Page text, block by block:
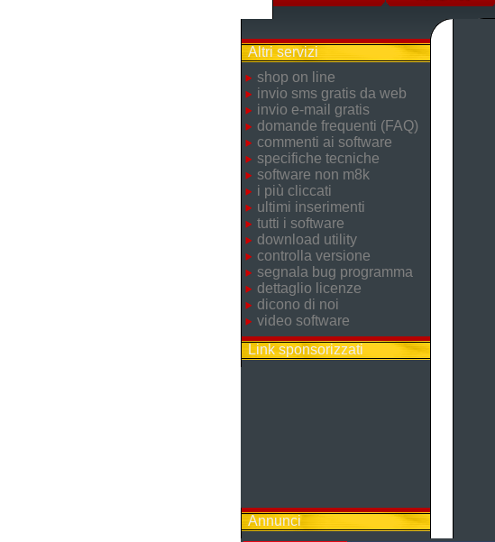
Altri servizi
shop on line
invio sms gratis da web
invio e-mail gratis
domande frequenti (FAQ)
commenti ai software
specifiche tecniche
software non m8k
i più cliccati
ultimi inserimenti
tutti i software
download utility
controlla versione
segnala bug programma
dettaglio licenze
dicono di noi
video software
Link sponsorizzati
Annunci